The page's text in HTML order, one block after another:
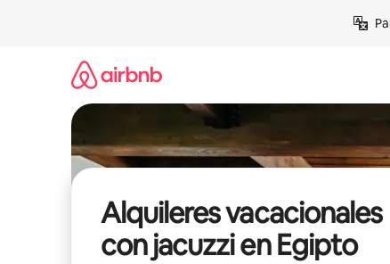
Alquileres vacacionales
con jacuzzi en Egipto